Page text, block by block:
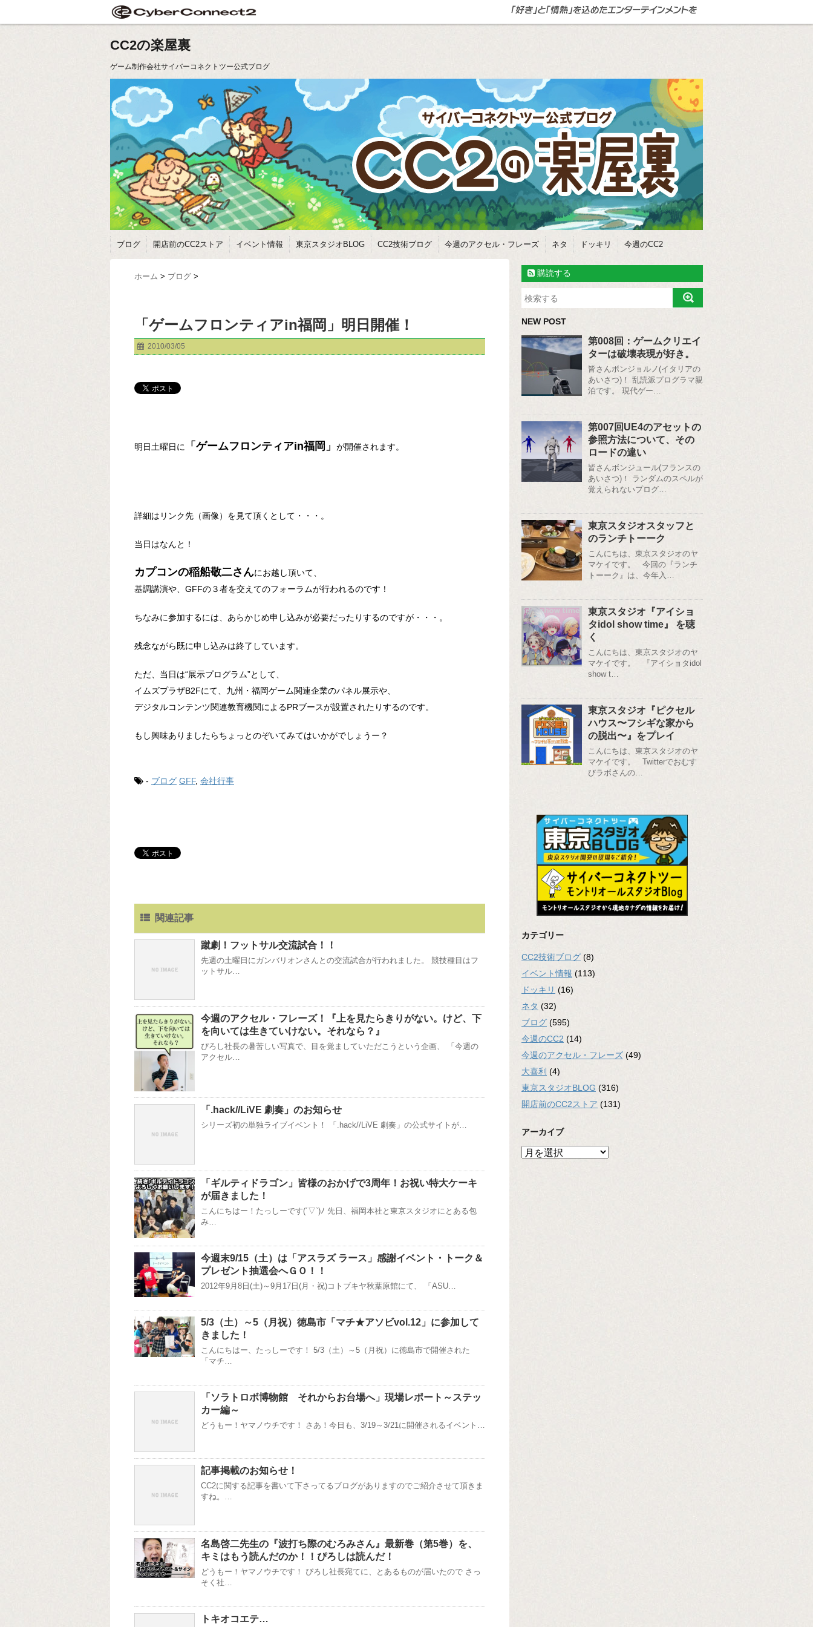
CC2の楽屋裏
ゲーム制作会社サイバーコネクトツー公式ブログ
ブログ 開店前のCC2ストア イベント情報 東京スタジオBLOG CC2技術ブログ 今週のアクセル・フレーズ ネタ ドッキリ 今週のCC2
ホーム > ブログ >
「ゲームフロンティアin福岡」明日開催！
2010/03/05
明日土曜日に 「ゲームフロンティアin福岡」 が開催されます。
詳細はリンク先（画像）を見て頂くとして・・・。
当日はなんと！
カプコンの稲船敬二さんにお越し頂いて、
基調講演や、GFFの３者を交えてのフォーラムが行われるのです！
ちなみに参加するには、あらかじめ申し込みが必要だったりするのですが・・・。
残念ながら既に申し込みは終了しています。
ただ、当日は“展示プログラム”として、
イムズプラザB2Fにて、九州・福岡ゲーム関連企業のパネル展示や、
デジタルコンテンツ関連教育機関によるPRブースが設置されたりするのです。
もし興味ありましたらちょっとのぞいてみてはいかがでしょうー？
- ブログ GFF, 会社行事
関連記事
蹴劇！フットサル交流試合！！
先週の土曜日にガンバリオンさんとの交流試合が行われました。 競技種目はフ
ットサル…
今週のアクセル・フレーズ！『上を見たらきりがない。けど、下
を向いては生きていけない。それなら？』
ぴろし社長の暑苦しい写真で、目を覚ましていただこうという企画、 「今週の
アクセル…
「.hack//LiVE 劇奏」のお知らせ
シリーズ初の単独ライブイベント！ 「.hack//LiVE 劇奏」の公式サイトが…
「ギルティドラゴン」皆様のおかげで3周年！お祝い特大ケーキ
が届きました！
こんにちはー！たっしーです(´▽`)ﾉ 先日、福岡本社と東京スタジオにとある包
み…
今週末9/15（土）は「アスラズ ラース」感謝イベント・トーク＆
プレゼント抽選会へＧＯ！！
2012年9月8日(土)～9月17日(月・祝)コトブキヤ秋葉原館にて、 「ASU…
5/3（土）～5（月祝）徳島市「マチ★アソビvol.12」に参加して
きました！
こんにちはー、たっしーです！ 5/3（土）～5（月祝）に徳島市で開催された
「マチ…
「ソラトロボ博物館 それからお台場へ」現場レポート～ステッ
カー編～
どうもー！ヤマノウチです！ さあ！今日も、3/19～3/21に開催されるイベント…
記事掲載のお知らせ！
CC2に関する記事を書いて下さってるブログがありますのでご紹介させて頂きま
すね。…
名島啓二先生の『波打ち際のむろみさん』最新巻（第5巻）を、
キミはもう読んだのか！！ぴろしは読んだ！
どうもー！ヤマノウチです！ ぴろし社長宛てに、とあるものが届いたので さっ
そく社…
トキオコエテ…
購読する
NEW POST
第008回：ゲームクリエイ
ターは破壊表現が好き。
皆さんボンジョルノ(イタリアの
あいさつ)！ 乱読派プログラマ親
泊です。 現代ゲー…
第007回UE4のアセットの
参照方法について、その
ロードの違い
皆さんボンジュール(フランスの
あいさつ)！ ランダムのスペルが
覚えられないプログ…
東京スタジオスタッフと
のランチトーーク
こんにちは、東京スタジオのヤ
マケイです。 今回の『ランチ
トーーク』は、今年入…
東京スタジオ『アイショ
タidol show time』 を聴
く
こんにちは、東京スタジオのヤ
マケイです。 『アイショタidol
show t…
東京スタジオ『ピクセル
ハウス〜フシギな家から
の脱出〜』をプレイ
こんにちは、東京スタジオのヤ
マケイです。 Twitterでおむす
びラボさんの…
カテゴリー
CC2技術ブログ (8)
イベント情報 (113)
ドッキリ (16)
ネタ (32)
ブログ (595)
今週のCC2 (14)
今週のアクセル・フレーズ (49)
大喜利 (4)
東京スタジオBLOG (316)
開店前のCC2ストア (131)
アーカイブ
ア